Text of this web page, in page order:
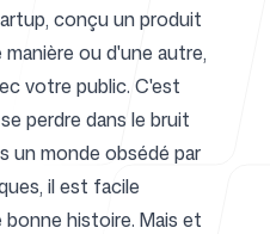
conçu un produit
ou d'une autre,
votre public. C'est
perdre dans le bruit
un monde obsédé par
il est facile
histoire. Mais et